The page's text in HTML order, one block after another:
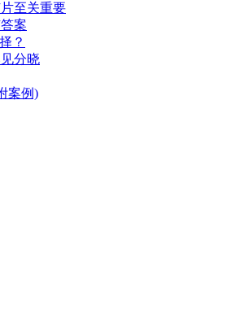
至关重要
案
？
分晓
案例)